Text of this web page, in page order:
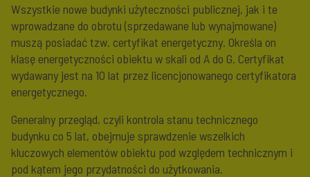
Wszystkie nowe budynki użyteczności publicznej, jak i te
wprowadzane do obrotu (sprzedawane lub wynajmowane)
muszą posiadać tzw. certyfikat energetyczny. Określa on
klasę energetyczności obiektu w skali od A do G. Certyfikat
wydawany jest na 10 lat przez licencjonowanego certyfikatora
energetycznego.
Generalny przegląd, czyli kontrola stanu technicznego
budynku co 5 lat, obejmuje sprawdzenie wszelkich
kluczowych elementów obiektu pod względem technicznym i
pod kątem jego przydatności do użytkowania.